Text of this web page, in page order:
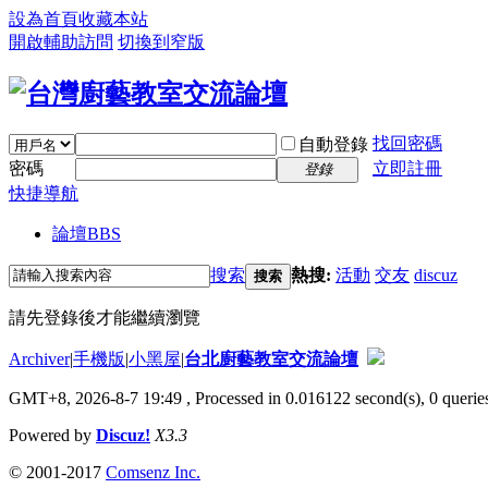
設為首頁收藏本站
開啟輔助訪問 切換到窄版
自動登錄 找回密碼
密碼
登錄
立即註冊
快捷導航
論壇BBS
搜索 搜索 熱搜: 活動 交友 discuz
請先登錄後才能繼續瀏覽
Archiver|手機版|小黑屋|台北廚藝教室交流論壇
GMT+8, 2026-8-7 19:49 , Processed in 0.016122 second(s), 0
Powered by Discuz! X3.3
© 2001-2017 Comsenz Inc.